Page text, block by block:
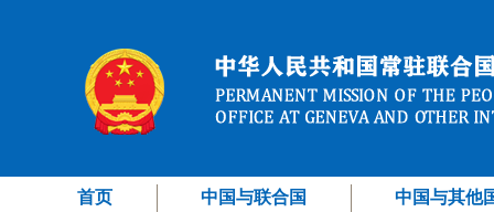
首页 中国与联合国 中国与其他